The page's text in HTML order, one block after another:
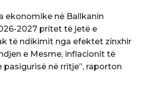
ekonomike në Ballkanin
2027 pritet të jetë e
të ndikimit nga efektet zinxhir
e Mesme, inflacionit të
në rritje”, raporton